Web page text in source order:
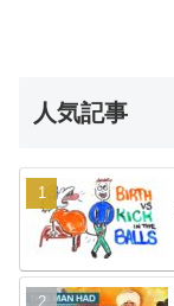
人気記事